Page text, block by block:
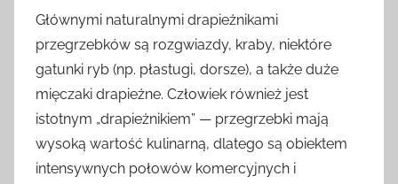
Głównymi naturalnymi drapieżnikami
przegrzebków są rozgwiazdy, kraby, niektóre
gatunki ryb (np. płastugi, dorsze), a także duże
mięczaki drapieżne. Człowiek również jest
istotnym „drapieżnikiem” — przegrzebki mają
wysoką wartość kulinarną, dlatego są obiektem
intensywnych połowów komercyjnych i